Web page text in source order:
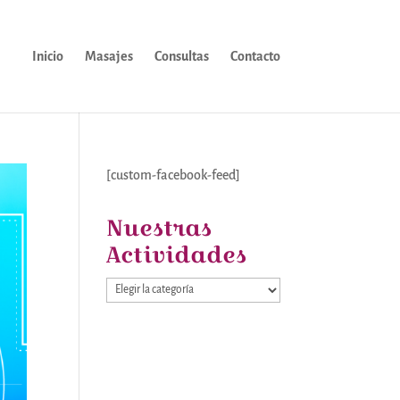
Inicio Masajes Consultas Contacto
[custom-facebook-feed]
Nuestras
Actividades
Nuestras